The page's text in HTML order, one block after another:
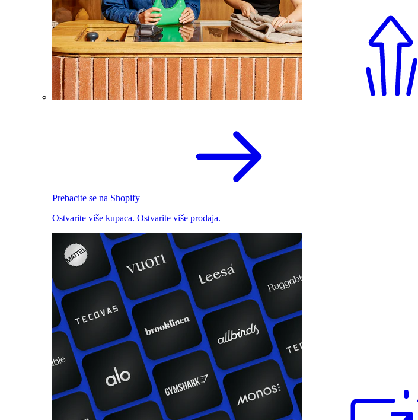
Prebacite se na Shopify
Ostvarite više kupaca. Ostvarite više prodaja.